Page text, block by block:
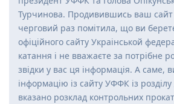
Турчинова. Продивившись ваш
черговий раз помітила, що ви
офіційного сайту Украінськой
катання і не вважаєте за потрібне
звідки у вас ця інформація. А саме,
інформацію із сайту УФФК із розділу
вказано розклад контрольних